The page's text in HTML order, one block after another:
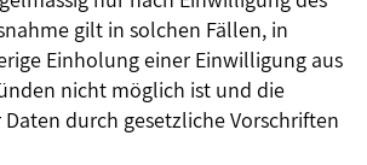
gilt in solchen Fällen, in
Einholung einer Einwilligung aus
nicht möglich ist und die
durch gesetzliche Vorschriften